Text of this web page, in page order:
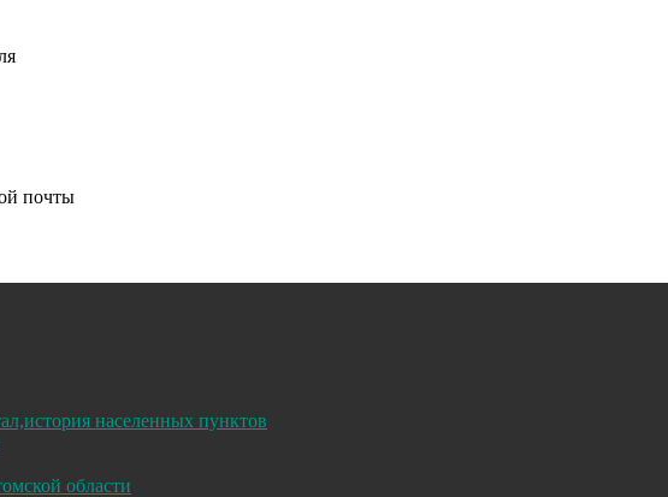
почты
населенных пунктов
области